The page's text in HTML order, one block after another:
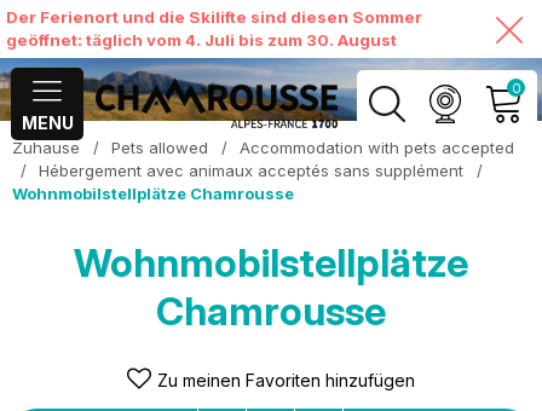
Der Ferienort und die Skilifte sind diesen Sommer
geöffnet: täglich vom 4. Juli bis zum 30. August
MENU
0
MEIN KONTO
Zuhause / Pets allowed /
Accommodation with pets accepted
/
Hébergement avec animaux acceptés sans supplément
/
Wohnmobilstellplätze Chamrousse
Wohnmobilstellplätze
Chamrousse
Zu meinen Favoriten hinzufügen